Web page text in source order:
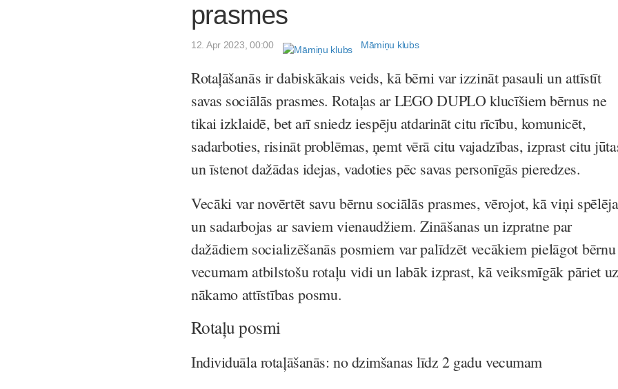
prasmes
12. Apr 2023, 00:00 Māmiņu klubs
Rotaļāšanās ir dabiskākais veids, kā bērni var izzināt pasauli un attīstīt
savas sociālās prasmes. Rotaļas ar LEGO DUPLO klucīšiem bērnus ne
tikai izklaidē, bet arī sniedz iespēju atdarināt citu rīcību, komunicēt,
sadarboties, risināt problēmas, ņemt vērā citu vajadzības, izprast citu
un īstenot dažādas idejas, vadoties pēc savas personīgās pieredzes.
Vecāki var novērtēt savu bērnu sociālās prasmes, vērojot, kā viņi
un sadarbojas ar saviem vienaudžiem. Zināšanas un izpratne par
dažādiem socializēšanās posmiem var palīdzēt vecākiem pielāgot bērnu
vecumam atbilstošu rotaļu vidi un labāk izprast, kā veiksmīgāk pāriet uz
nākamo attīstības posmu.
Rotaļu posmi
Individuāla rotaļāšanās: no dzimšanas līdz 2 gadu vecumam